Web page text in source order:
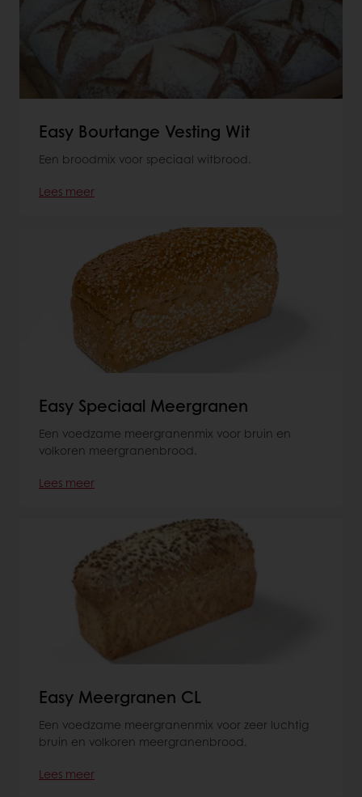
Easy Bourtange Vesting Wit
Een broodmix voor speciaal witbrood.
Lees meer
Easy Speciaal Meergranen
Een voedzame meergranenmix voor bruin en
volkoren meergranenbrood.
Lees meer
Easy Meergranen CL
Een voedzame meergranenmix voor zeer luchtig
bruin en volkoren meergranenbrood.
Lees meer